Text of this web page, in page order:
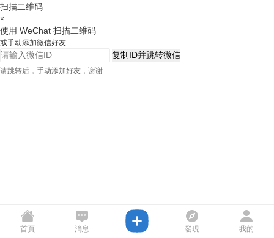
扫描二维码
×
使用 WeChat 扫描二维码
或手动添加微信好友
复制ID并跳转微信
请跳转后，手动添加好友，谢谢
首頁 消息 發現 我的